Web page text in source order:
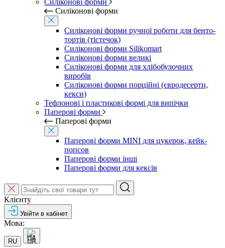
Силіконові форми
Силіконові форми
Силіконові форми ручної роботи для бенто-
тортів (тістечок)
Силіконові форми Silikomart
Силіконові форми великі
Силіконові форми для хлібобулочних
виробів
Силіконові форми порційні (євродесерти,
кекси)
Тефлонові і пластикові формі для випічки
Паперові форми
Паперові форми
Паперові форми MINI для цукерок, кейк-
попсов
Паперові форми інші
Паперові форми для кексів
Клієнту
Увійти в кабінет
Мова:
RU UA